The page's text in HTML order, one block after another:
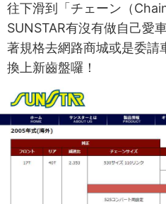
往下滑到「チェーン（
SUNSTAR有沒有做自己愛
著規格去網路商城或是委請
換上新齒盤囉！